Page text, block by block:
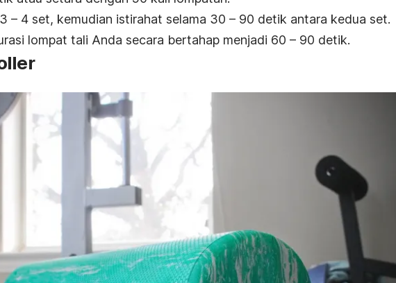
– 4 set, kemudian istirahat selama 30 – 90 detik antara kedua set.
lompat tali Anda secara bertahap menjadi 60 – 90 detik.